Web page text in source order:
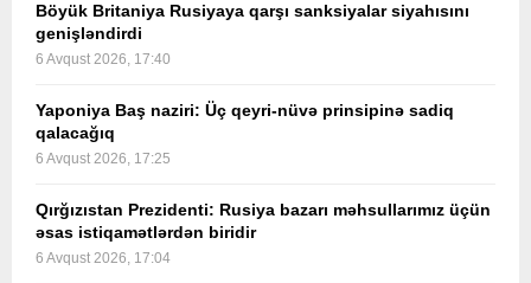
Böyük Britaniya Rusiyaya qarşı sanksiyalar siyahısını
genişləndirdi
6 Avqust 2026, 17:40
Yaponiya Baş naziri: Üç qeyri-nüvə prinsipinə sadiq
qalacağıq
6 Avqust 2026, 17:25
Qırğızıstan Prezidenti: Rusiya bazarı məhsullarımız üçün
əsas istiqamətlərdən biridir
6 Avqust 2026, 17:04